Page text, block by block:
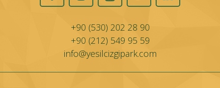
+90 (530) 202 28 90
+90 (212) 549 95 59
info@yesilcizgipark.com